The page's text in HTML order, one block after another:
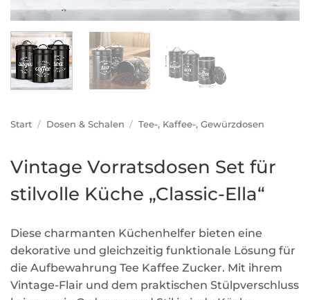
Start / Dosen & Schalen / Tee-, Kaffee-, Gewürzdosen
Vintage Vorratsdosen Set für
stilvolle Küche „Classic-Ella“
Diese charmanten Küchenhelfer bieten eine
dekorative und gleichzeitig funktionale Lösung für
die Aufbewahrung Tee Kaffee Zucker. Mit ihrem
Vintage-Flair und dem praktischen Stülpverschluss